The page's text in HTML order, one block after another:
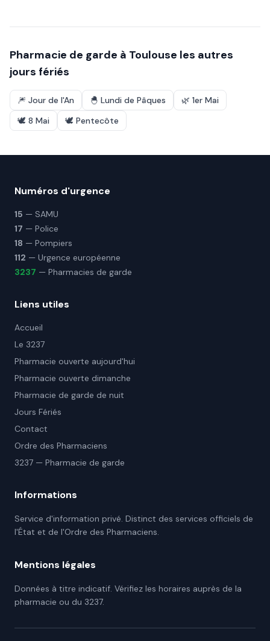
Pharmacie de garde à Toulouse les autres
jours fériés
🎆 Jour de l'An 🐣 Lundi de Pâques 🌿 1er Mai
🕊️ 8 Mai 🕊️ Pentecôte
Numéros d'urgence
15 — SAMU
17 — Police
18 — Pompiers
112 — Urgence européenne
3237 — Pharmacies de garde
Liens utiles
Accueil
Le 3237
Pharmacie ouverte aujourd'hui
Pharmacie ouverte dimanche
Pharmacie de garde de nuit
Jours Fériés
Contact
Ordre des Pharmaciens
3237 — Pharmacie de garde
Informations
Service d'information privé. Distinct des services officiels de
l'État et de l'Ordre des Pharmaciens.
Mentions légales
Données à titre indicatif. Vérifiez les horaires auprès de la
pharmacie ou du 3237.